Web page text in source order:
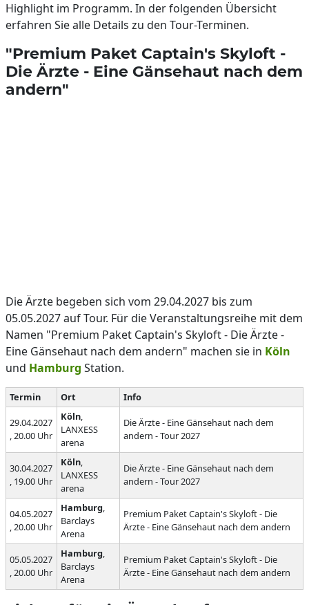
Highlight im Programm. In der folgenden Übersicht
erfahren Sie alle Details zu den Tour-Terminen.
"Premium Paket Captain's Skyloft -
Die Ärzte - Eine Gänsehaut nach dem
andern"
Die Ärzte begeben sich vom 29.04.2027 bis zum
05.05.2027 auf Tour. Für die Veranstaltungsreihe mit dem
Namen "Premium Paket Captain's Skyloft - Die Ärzte -
Eine Gänsehaut nach dem andern" machen sie in Köln
und Hamburg Station.
Termin Ort Info
29.04.2027
, 20.00 Uhr
Köln,
LANXESS
arena
Die Ärzte - Eine Gänsehaut nach dem
andern - Tour 2027
30.04.2027
, 19.00 Uhr
Köln,
LANXESS
arena
Die Ärzte - Eine Gänsehaut nach dem
andern - Tour 2027
04.05.2027
, 20.00 Uhr
Hamburg,
Barclays
Arena
Premium Paket Captain's Skyloft - Die
Ärzte - Eine Gänsehaut nach dem andern
05.05.2027
, 20.00 Uhr
Hamburg,
Barclays
Arena
Premium Paket Captain's Skyloft - Die
Ärzte - Eine Gänsehaut nach dem andern